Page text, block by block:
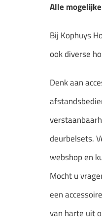
Alle
Bij Kophuys
ook diverse
Denk aan
deurbelsets.
webshop en
Mocht u
een
van harte uit